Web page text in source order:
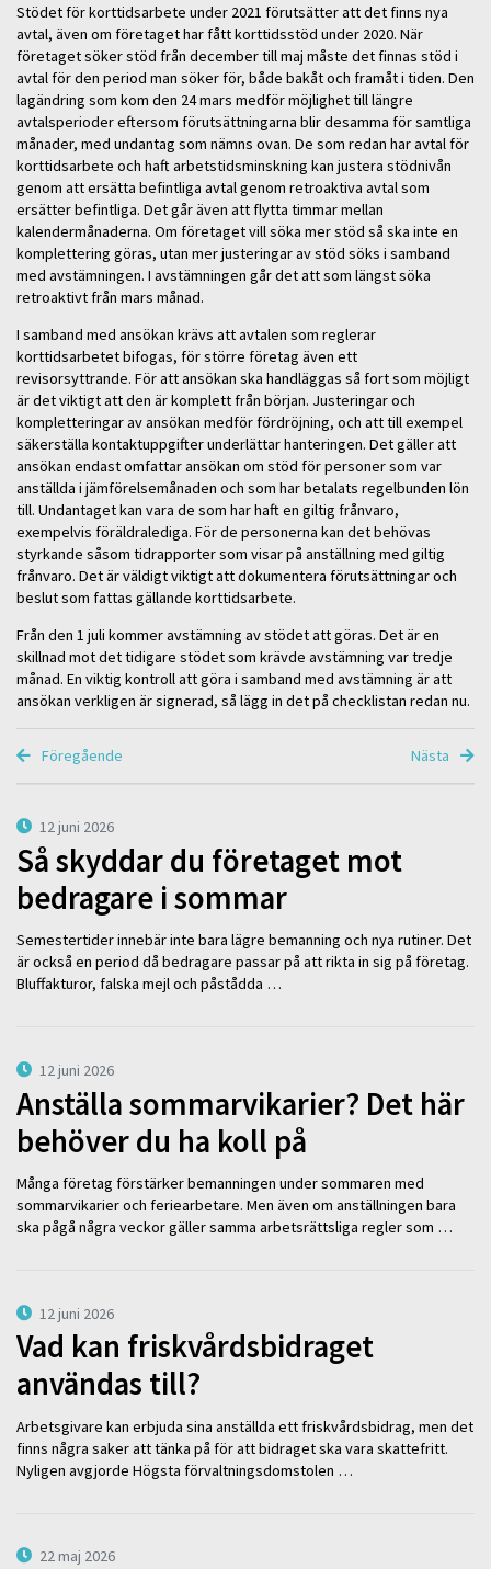
Stödet för korttidsarbete under 2021 förutsätter att det finns nya
avtal, även om företaget har fått korttidsstöd under 2020. När
företaget söker stöd från december till maj måste det finnas stöd i
avtal för den period man söker för, både bakåt och framåt i tiden. Den
lagändring som kom den 24 mars medför möjlighet till längre
avtalsperioder eftersom förutsättningarna blir desamma för samtliga
månader, med undantag som nämns ovan. De som redan har avtal för
korttidsarbete och haft arbetstidsminskning kan justera stödnivån
genom att ersätta befintliga avtal genom retroaktiva avtal som
ersätter befintliga. Det går även att flytta timmar mellan
kalendermånaderna. Om företaget vill söka mer stöd så ska inte en
komplettering göras, utan mer justeringar av stöd söks i samband
med avstämningen. I avstämningen går det att som längst söka
retroaktivt från mars månad.
I samband med ansökan krävs att avtalen som reglerar
korttidsarbetet bifogas, för större företag även ett
revisorsyttrande. För att ansökan ska handläggas så fort som möjligt
är det viktigt att den är komplett från början. Justeringar och
kompletteringar av ansökan medför fördröjning, och att till exempel
säkerställa kontaktuppgifter underlättar hanteringen. Det gäller att
ansökan endast omfattar ansökan om stöd för personer som var
anställda i jämförelsemånaden och som har betalats regelbunden lön
till. Undantaget kan vara de som har haft en giltig frånvaro,
exempelvis föräldralediga. För de personerna kan det behövas
styrkande såsom tidrapporter som visar på anställning med giltig
frånvaro. Det är väldigt viktigt att dokumentera förutsättningar och
beslut som fattas gällande korttidsarbete.
Från den 1 juli kommer avstämning av stödet att göras. Det är en
skillnad mot det tidigare stödet som krävde avstämning var tredje
månad. En viktig kontroll att göra i samband med avstämning är att
ansökan verkligen är signerad, så lägg in det på checklistan redan nu.
Föregående Nästa
12 juni 2026
Så skyddar du företaget mot
bedragare i sommar
Semestertider innebär inte bara lägre bemanning och nya rutiner. Det
är också en period då bedragare passar på att rikta in sig på företag.
Bluffakturor, falska mejl och påstådda …
12 juni 2026
Anställa sommarvikarier? Det här
behöver du ha koll på
Många företag förstärker bemanningen under sommaren med
sommarvikarier och feriearbetare. Men även om anställningen bara
ska pågå några veckor gäller samma arbetsrättsliga regler som …
12 juni 2026
Vad kan friskvårdsbidraget
användas till?
Arbetsgivare kan erbjuda sina anställda ett friskvårdsbidrag, men det
finns några saker att tänka på för att bidraget ska vara skattefritt.
Nyligen avgjorde Högsta förvaltningsdomstolen …
22 maj 2026